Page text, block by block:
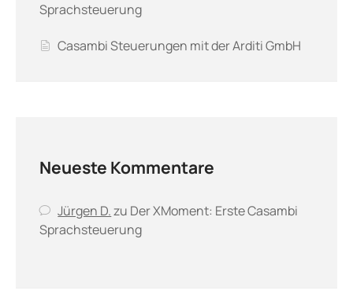
Sprachsteuerung
Casambi Steuerungen mit der Arditi GmbH
Neueste Kommentare
Jürgen D.zu Der XMoment: Erste Casambi
Sprachsteuerung